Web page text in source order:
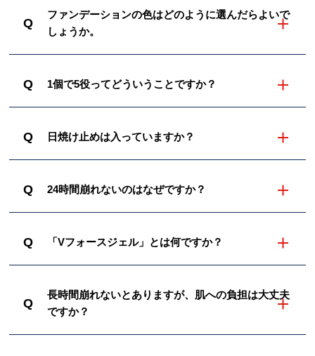
Q
ファンデーションの色はどのように選んだらよいで
しょうか。
Q 1個で5役ってどういうことですか？
Q 日焼け止めは入っていますか？
Q 24時間崩れないのはなぜですか？
Q 「Vフォースジェル」とは何ですか？
Q
長時間崩れないとありますが、肌への負担は大丈夫
ですか？